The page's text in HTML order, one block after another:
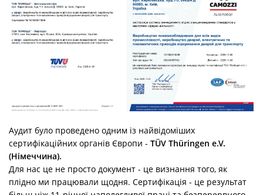
Аудит було проведено одним із найвідоміших
сертифікаційних органів Європи - TÜV Thüringen e.V.
(Німеччина).
Для нас це не просто документ - це визнання того, як
плідно ми працювали щодня. Сертифікація - це результат